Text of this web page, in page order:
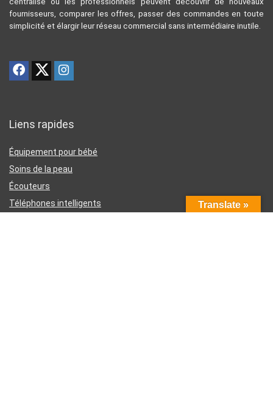
fournisseurs, comparer les offres, passer des commandes en toute
simplicité et élargir leur réseau commercial sans intermédiaire inutile.
Liens rapides
Équipement pour bébé
Soins de la peau
Écouteurs
Téléphones intelligents
Translate »